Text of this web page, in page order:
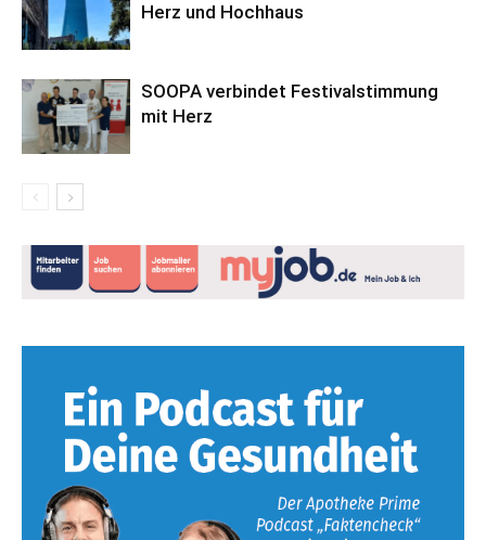
Herz und Hochhaus
SOOPA verbindet Festivalstimmung
mit Herz